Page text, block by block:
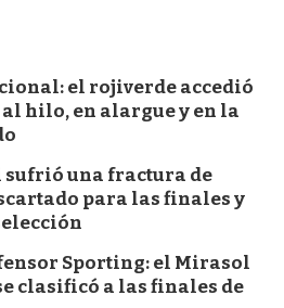
el rojiverde accedió
hilo, en alargue y en la
sufrió una fractura de
para las finales y
Sporting: el Mirasol
clasificó a las finales de